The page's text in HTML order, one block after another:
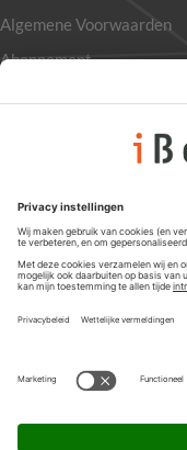
Algemene Voorwaarden
Abonnement
Privacyinstellingen